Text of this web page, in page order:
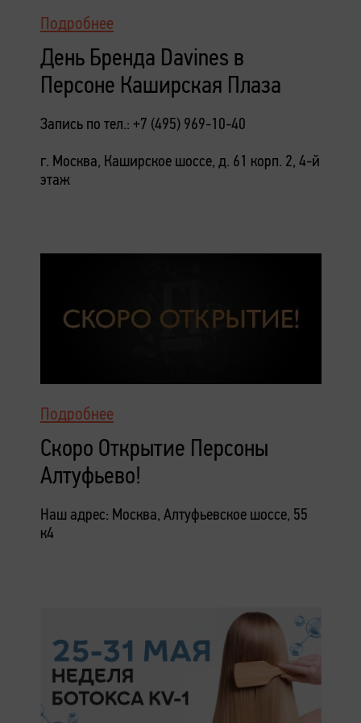
Подробнее
День Бренда Davines в
Персоне Каширская Плаза
Запись по тел.: +7 (495) 969-10-40
г. Москва, Каширское шоссе, д. 61 корп. 2, 4-й
этаж
Подробнее
Скоро Открытие Персоны
Алтуфьево!
Наш адрес: Москва, Алтуфьевское шоссе, 55
к4